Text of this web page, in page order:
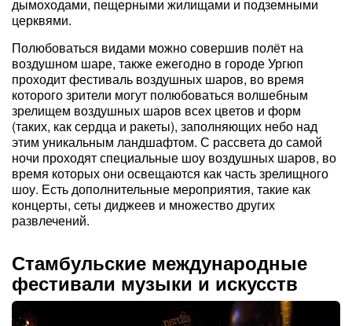
дымоходами, пещерными жилищами и подземными
церквями.
Полюбоваться видами можно совершив полёт на
воздушном шаре, также ежегодно в городе Ургюп
проходит фестиваль воздушных шаров, во время
которого зрители могут полюбоваться волшебным
зрелищем воздушных шаров всех цветов и форм
(таких, как сердца и ракеты), заполняющих небо над
этим уникальным ландшафтом. С рассвета до самой
ночи проходят специальные шоу воздушных шаров, во
время которых они освещаются как часть зрелищного
шоу. Есть дополнительные мероприятия, такие как
концерты, сеты диджеев и множество других
развлечений.
Стамбульские международные
фестивали музыки и искусств